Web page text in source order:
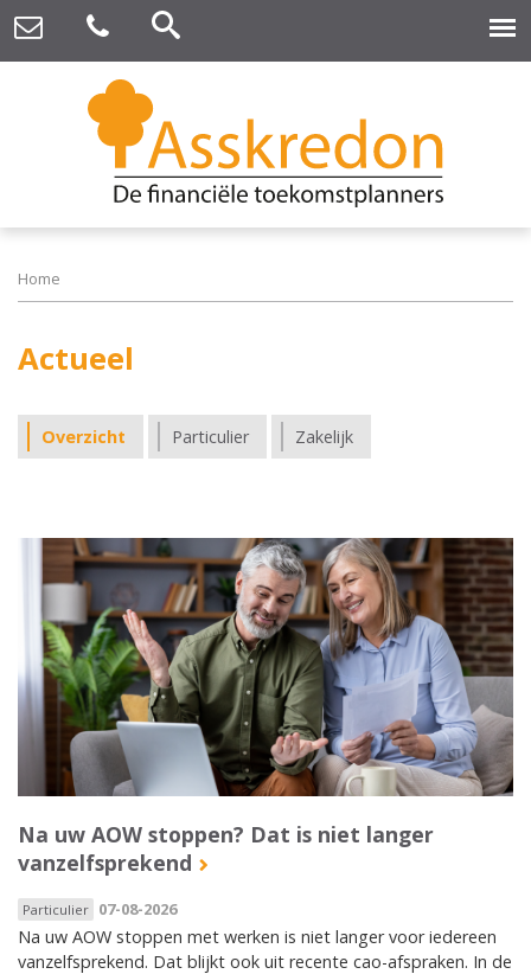
Home
Actueel
Overzicht Particulier Zakelijk
Na uw AOW stoppen? Dat is niet langer
vanzelfsprekend
Particulier 07-08-2026
Na uw AOW stoppen met werken is niet langer voor iedereen
vanzelfsprekend. Dat blijkt ook uit recente cao-afspraken. In de